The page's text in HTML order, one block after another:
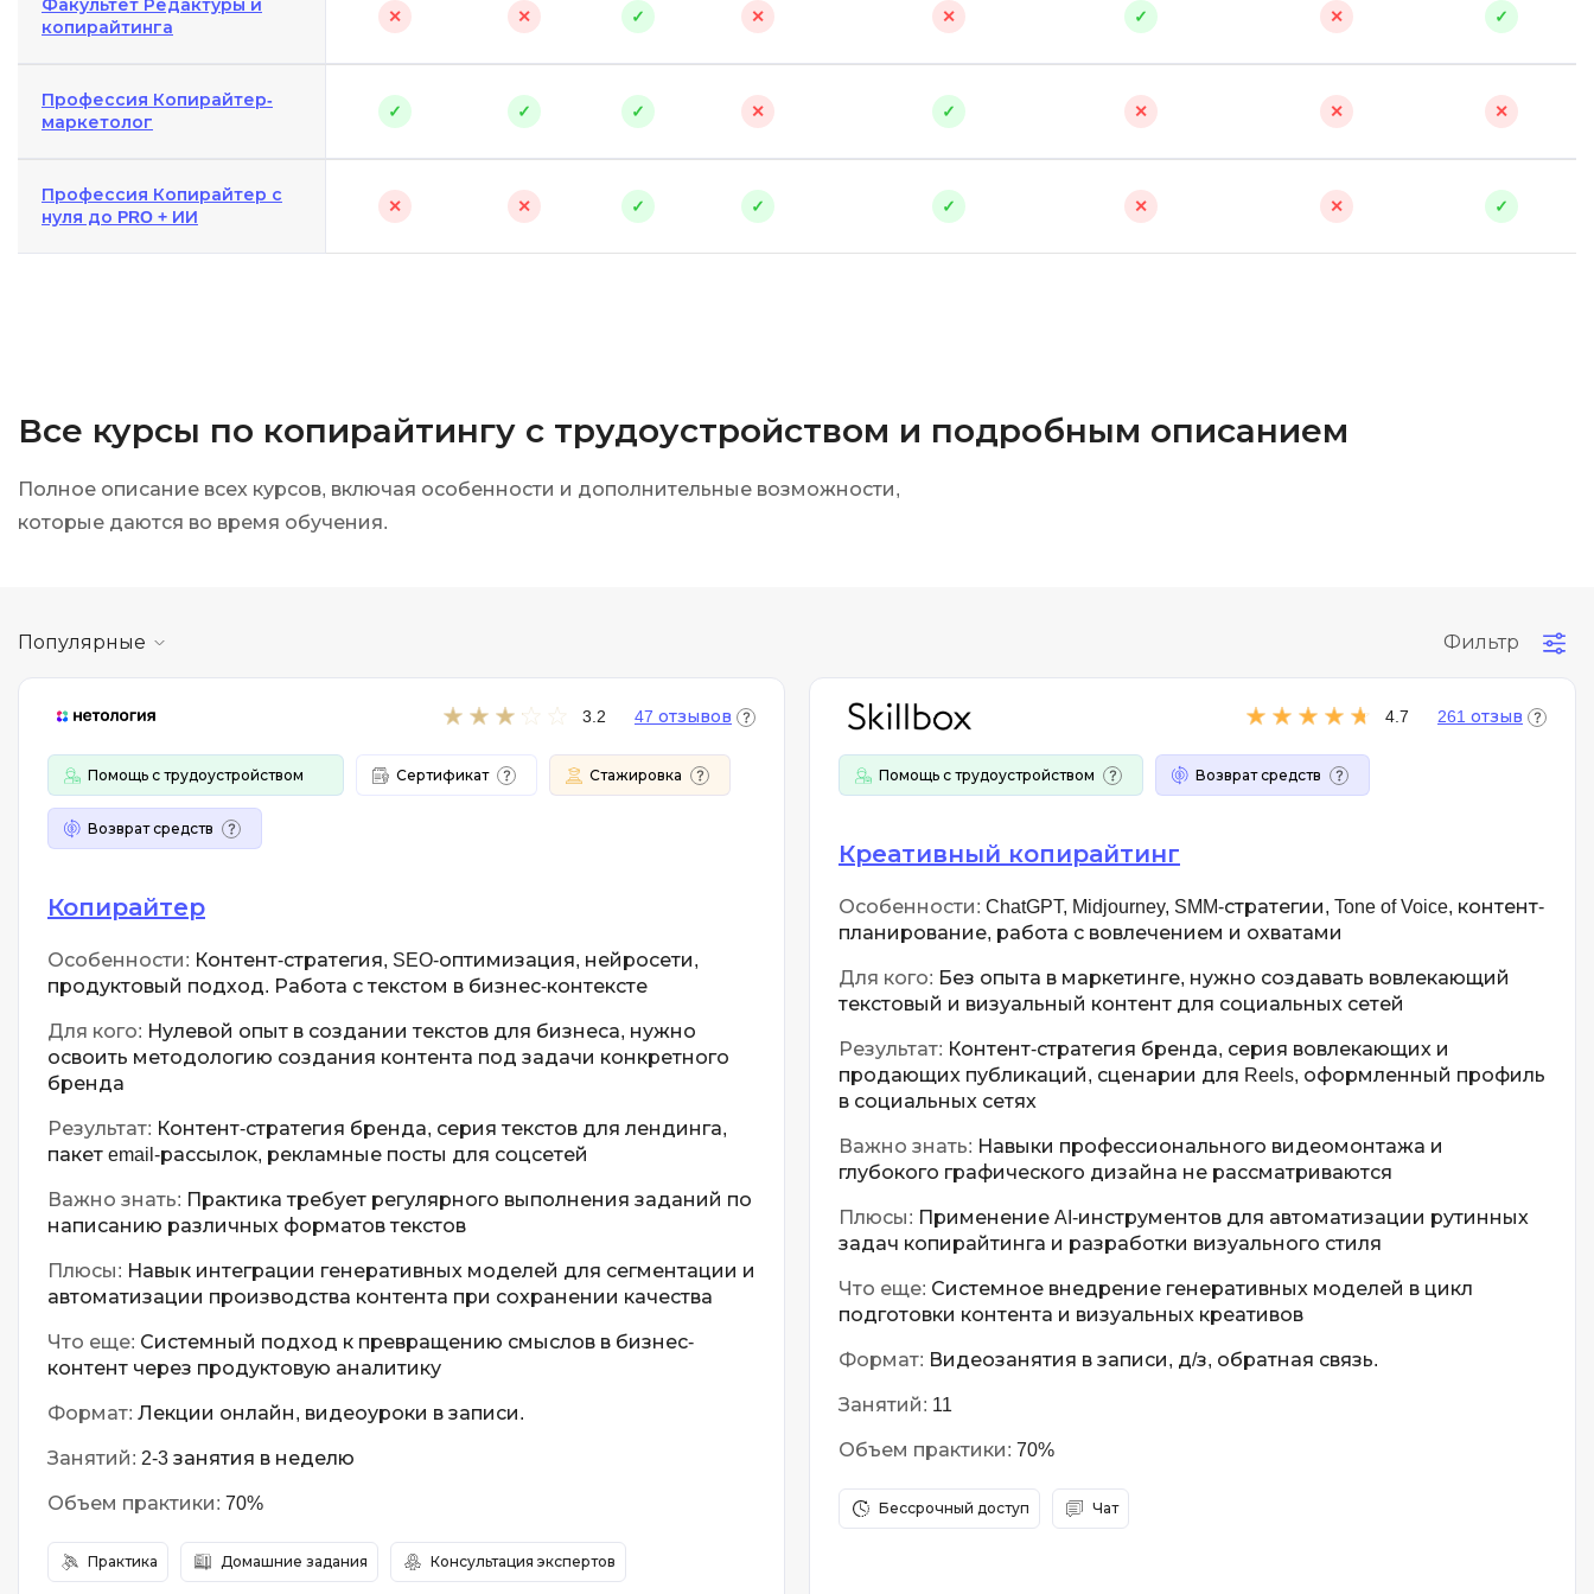
Факультет Редактуры и
копирайтинга
✕ ✕ ✓ ✕ ✕ ✓ ✕ ✓
Профессия Копирайтер-
маркетолог
✓ ✓ ✓ ✕ ✓ ✕ ✕ ✕
Профессия Копирайтер с
нуля до PRO + ИИ
✕ ✕ ✓ ✓ ✓ ✕ ✕ ✓
Все курсы по копирайтингу с трудоустройством и подробным описанием
Полное описание всех курсов, включая особенности и дополнительные возможности,
которые даются во время обучения.
Популярные Фильтр
3.2 47 отзывов
Помощь с трудоустройством Сертификат Стажировка
Возврат средств
Копирайтер
Особенности: Контент-стратегия, SEO-оптимизация, нейросети,
продуктовый подход. Работа с текстом в бизнес-контексте
Для кого: Нулевой опыт в создании текстов для бизнеса, нужно
освоить методологию создания контента под задачи конкретного
бренда
Результат: Контент-стратегия бренда, серия текстов для лендинга,
пакет email-рассылок, рекламные посты для соцсетей
Важно знать: Практика требует регулярного выполнения заданий по
написанию различных форматов текстов
Плюсы: Навык интеграции генеративных моделей для сегментации и
автоматизации производства контента при сохранении качества
Что еще: Системный подход к превращению смыслов в бизнес-
контент через продуктовую аналитику
Формат: Лекции онлайн, видеоуроки в записи.
Занятий: 2-3 занятия в неделю
Объем практики: 70%
Практика Домашние задания Консультация экспертов
4.7 261 отзыв
Помощь с трудоустройством Возврат средств
Креативный копирайтинг
Особенности: ChatGPT, Midjourney, SMM-стратегии, Tone of Voice, контент-
планирование, работа с вовлечением и охватами
Для кого: Без опыта в маркетинге, нужно создавать вовлекающий
текстовый и визуальный контент для социальных сетей
Результат: Контент-стратегия бренда, серия вовлекающих и
продающих публикаций, сценарии для Reels, оформленный профиль
в социальных сетях
Важно знать: Навыки профессионального видеомонтажа и
глубокого графического дизайна не рассматриваются
Плюсы: Применение AI-инструментов для автоматизации рутинных
задач копирайтинга и разработки визуального стиля
Что еще: Системное внедрение генеративных моделей в цикл
подготовки контента и визуальных креативов
Формат: Видеозанятия в записи, д/з, обратная связь.
Занятий: 11
Объем практики: 70%
Бессрочный доступ Чат
Backend разработка
Bash
Bubble
0 ... 9
1C программирование
N
NestJS
NoSQL
Qt Creator